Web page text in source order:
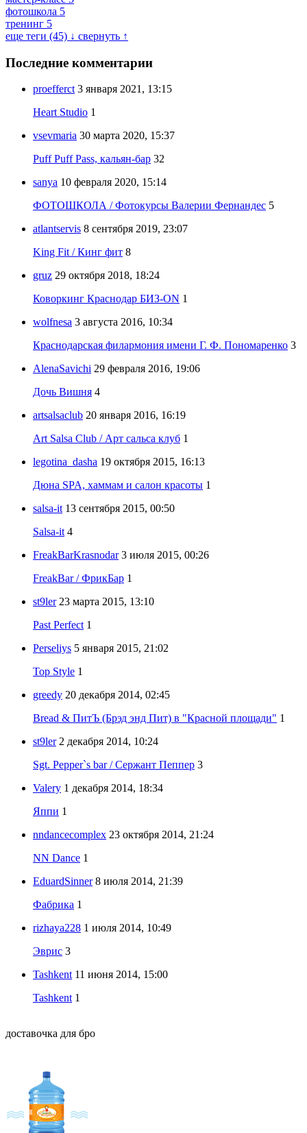
фотошкола 5
тренинг 5
еще теги (45) ↓ свернуть ↑
Последние комментарии
proefferct 3 января 2021, 13:15
Heart Studio 1
vsevmaria 30 марта 2020, 15:37
Puff Puff Pass, кальян-бар 32
sanya 10 февраля 2020, 15:14
ФОТОШКОЛА / Фотокурсы Валерии Фернандес 5
atlantservis 8 сентября 2019, 23:07
King Fit / Кинг фит 8
gruz 29 октября 2018, 18:24
Коворкинг Краснодар БИЗ-ON 1
wolfnesa 3 августа 2016, 10:34
Краснодарская филармония имени Г. Ф. Пономаренко 3
AlenaSavichi 29 февраля 2016, 19:06
Дочь Вишня 4
artsalsaclub 20 января 2016, 16:19
Art Salsa Club / Арт сальса клуб 1
legotina_dasha 19 октября 2015, 16:13
Дюна SPA, хаммам и салон красоты 1
salsa-it 13 сентября 2015, 00:50
Salsa-it 4
FreakBarKrasnodar 3 июля 2015, 00:26
FreakBar / ФрикБар 1
st9ler 23 марта 2015, 13:10
Past Perfect 1
Perseliys 5 января 2015, 21:02
Top Style 1
greedy 20 декабря 2014, 02:45
Bread & ПитЪ (Брэд энд Пит) в "Красной площади" 1
st9ler 2 декабря 2014, 10:24
Sgt. Pepper`s bar / Сержант Пеппер 3
Valery 1 декабря 2014, 18:34
Яппи 1
nndancecomplex 23 октября 2014, 21:24
NN Dance 1
EduardSinner 8 июля 2014, 21:39
Фабрика 1
rizhaya228 1 июля 2014, 10:49
Эврис 3
Tashkent 11 июня 2014, 15:00
Tashkent 1
доставочка для бро